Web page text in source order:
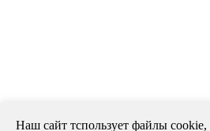
Наш сайт тспользует файлы